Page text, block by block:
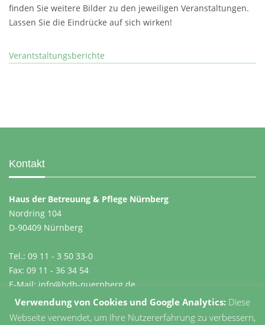
finden Sie weitere Bilder zu den jeweiligen Veranstaltungen.
Lassen Sie die Eindrücke auf sich wirken!
Verantstaltungsberichte
Kontakt
Haus der Betreuung & Pflege Nürnberg
Nordring 104
D-90409 Nürnberg
Tel.: 09 11 - 3 50 33-0
Fax: 09 11 - 36 34 54
E-Mail: info@hdb-nuernberg.de
Rechtliches
Verwendung von Cookies und Google Analytics: Diese
Webseite verwendet, um Ihre Nutzererfahrung zu verbessern,